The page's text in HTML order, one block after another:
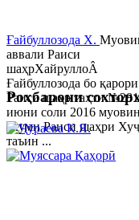
Ғайбуллозода Х.
аввали Раиси
шаҳрХайруллоÂ
Ғайбуллозода бо қарори
Раиси шаҳр таҳти №281
июни соли 2016
якуми Раиси шаҳри
таъин ...
Роҳбарони